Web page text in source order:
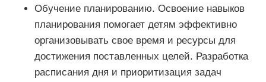
Обучение планированию. Освоение навыков
планирования помогает детям эффективно
организовывать свое время и ресурсы для
достижения поставленных целей. Разработка
расписания дня и приоритизация задач